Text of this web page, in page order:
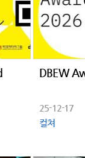
DBEW
25-12-17
컬쳐